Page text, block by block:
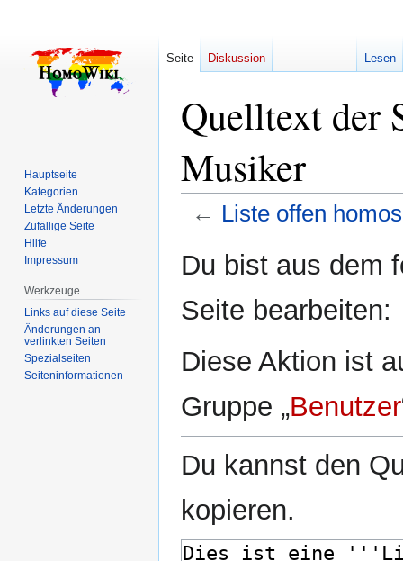
Quelltext der
Musiker
← Liste offen
Navigation
Suche
Du bist aus dem
Seite bearbeiten:
Diese Aktion ist
Gruppe „Benutzer
Du kannst den
kopieren.
Seite Diskussion Lesen
Hauptseite
Kategorien
Letzte Änderungen
Zufällige Seite
Hilfe
Impressum
Werkzeuge
Links auf diese Seite
Änderungen an
verlinkten Seiten
Spezialseiten
Seiten­­informationen